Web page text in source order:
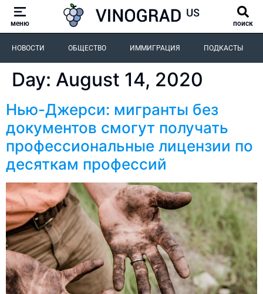
меню поиск
НОВОСТИ ОБЩЕСТВО ИММИГРАЦИЯ ПОДКАСТЫ
Day: August 14, 2020
Нью-Джерси: мигранты без
документов смогут получать
профессиональные лицензии по
десяткам профессий